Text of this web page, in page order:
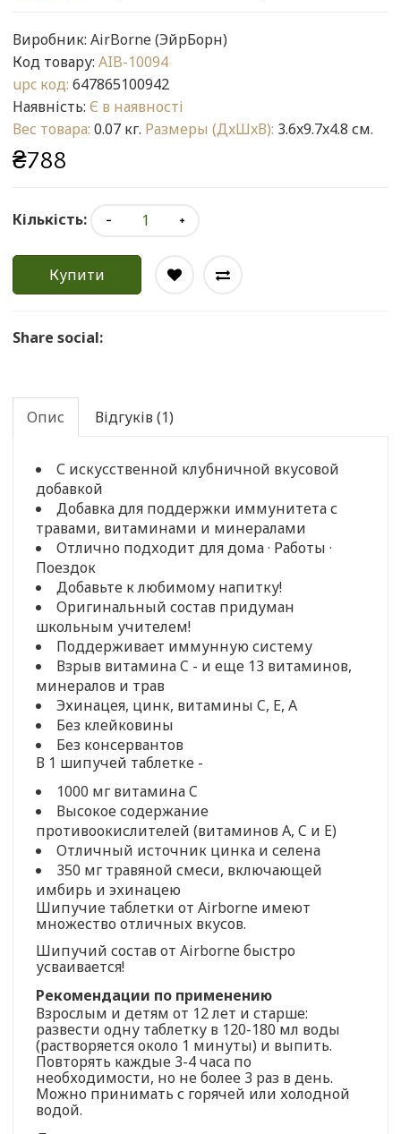
Виробник: AirBorne (ЭйрБорн)
Код товару: AIB-10094
upc код: 647865100942
Наявність: Є в наявності
Вес товара: 0.07 кг. Размеры (ДxШxВ): 3.6x9.7x4.8 см.
₴788
Кількість:
Купити
Share social:
Опис Відгуків (1)
С искусственной клубничной вкусовой
добавкой
Добавка для поддержки иммунитета с
травами, витаминами и минералами
Отлично подходит для дома · Работы ·
Поездок
Добавьте к любимому напитку!
Оригинальный состав придуман
школьным учителем!
Поддерживает иммунную систему
Взрыв витамина C - и еще 13 витаминов,
минералов и трав
Эхинацея, цинк, витамины C, E, A
Без клейковины
Без консервантов
В 1 шипучей таблетке -
1000 мг витамина C
Высокое содержание
противоокислителей (витаминов A, C и E)
Отличный источник цинка и селена
350 мг травяной смеси, включающей
имбирь и эхинацею
Шипучие таблетки от Airborne имеют
множество отличных вкусов.
Шипучий состав от Airborne быстро
усваивается!
Рекомендации по применению
Взрослым и детям от 12 лет и старше:
развести одну таблетку в 120-180 мл воды
(растворяется около 1 минуты) и выпить.
Повторять каждые 3-4 часа по
необходимости, но не более 3 раз в день.
Можно принимать с горячей или холодной
водой.